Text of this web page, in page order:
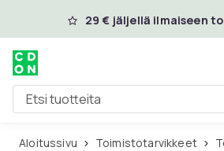
Ohita ja siirry pääsisältöön
29 € jäljellä ilmaiseen
Etsi tuotteita
Aloitussivu Toimistotarvikkeet